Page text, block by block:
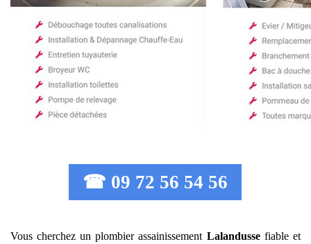
☎ 09 72 56 54 56
Vous cherchez un plombier assainissement Lalandussefiable et